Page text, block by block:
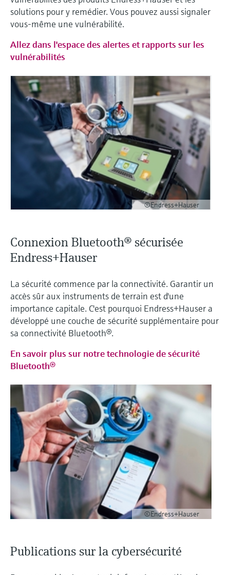
solutions pour y remédier. Vous pouvez aussi signaler
vous-même une vulnérabilité.
Allez dans l'espace des alertes et rapports sur les
vulnérabilités
©Endress+Hauser
Connexion Bluetooth® sécurisée
Endress+Hauser
La sécurité commence par la connectivité. Garantir un
accès sûr aux instruments de terrain est d'une
importance capitale. C'est pourquoi Endress+Hauser a
développé une couche de sécurité supplémentaire pour
sa connectivité Bluetooth®.
En savoir plus sur notre technologie de sécurité
Bluetooth®
©Endress+Hauser
Publications sur la cybersécurité